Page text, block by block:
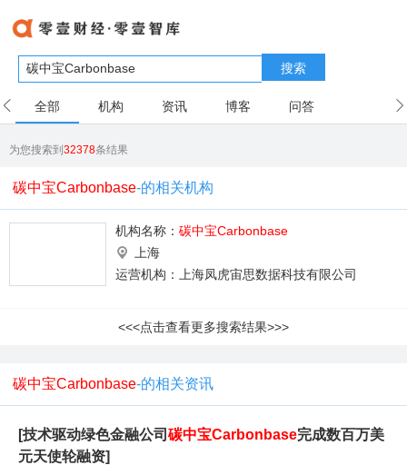
搜索
全部 机构 资讯 博客 问答
为您搜索到32378条结果
碳中宝Carbonbase-的相关机构
机构名称： 碳中宝Carbonbase
上海
运营机构：上海凤虎宙思数据科技有限公司
<<<点击查看更多搜索结果>>>
碳中宝Carbonbase-的相关资讯
[技术驱动绿色金融公司 碳中宝Carbonbase完成数百万美
元天使轮融资]